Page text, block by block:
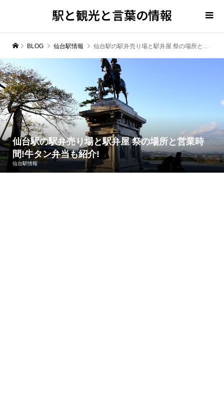
駅と観光と言葉の情報
BLOG 仙台駅情報 仙台駅の駅弁売り場と駅弁屋 祭の場所と営業時間!牛タン弁当も紹介!
仙台駅の駅弁売り場と駅弁屋 祭の場所と営業時
間!牛タン弁当も紹介!
仙台駅情報